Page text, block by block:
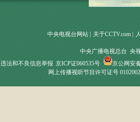
中央电视台网站 关于CCTV.com
中央广播电视总台 央
违法和不良信息举报 京ICP证060535号
京公网安
网上传播视听节目许可证号